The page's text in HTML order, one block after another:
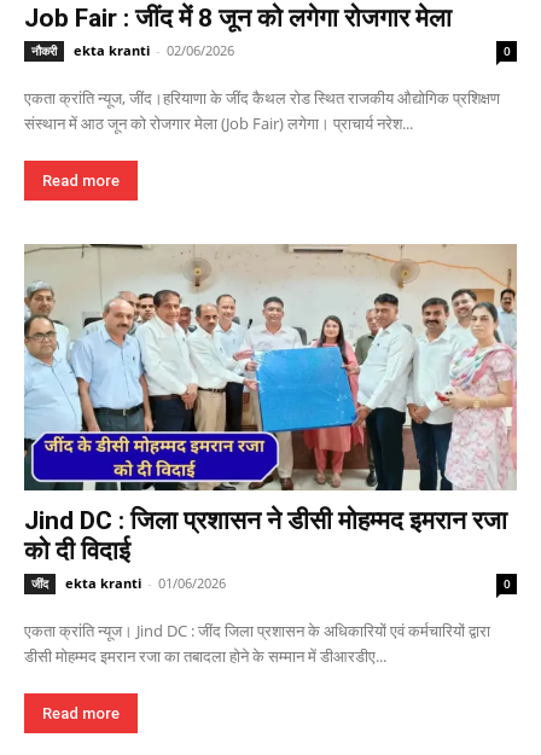
Job Fair : जींद में 8 जून को लगेगा रोजगार मेला
नौकरी ekta kranti - 02/06/2026 0
एकता क्रांति न्यूज, जींद।हरियाणा के जींद कैथल रोड स्थित राजकीय औद्योगिक प्रशिक्षण
संस्थान में आठ जून को रोजगार मेला (Job Fair) लगेगा। प्राचार्य नरेश...
Read more
Jind DC : जिला प्रशासन ने डीसी मोहम्मद इमरान रजा
को दी विदाई
जींद ekta kranti - 01/06/2026 0
एकता क्रांति न्यूज। Jind DC : जींद जिला प्रशासन के अधिकारियों एवं कर्मचारियों द्वारा
डीसी मोहम्मद इमरान रजा का तबादला होने के सम्मान में डीआरडीए...
Read more